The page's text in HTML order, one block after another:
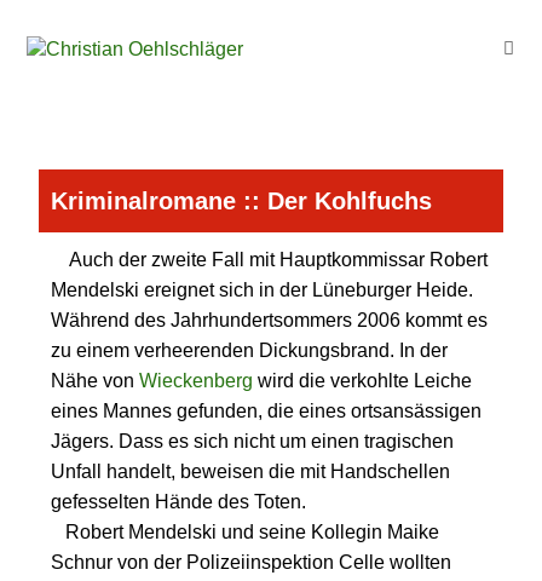
Kriminalromane :: Der Kohlfuchs
Auch der zweite Fall mit Hauptkommissar Robert
Mendelski ereignet sich in der Lüneburger Heide.
Während des Jahrhundertsommers 2006 kommt es
zu einem verheerenden Dickungsbrand. In der
Nähe vonWieckenberg wird die verkohlte Leiche
eines Mannes gefunden, die eines ortsansässigen
Jägers. Dass es sich nicht um einen tragischen
Unfall handelt, beweisen die mit Handschellen
gefesselten Hände des Toten.
Robert Mendelski und seine Kollegin Maike
Schnur von der Polizeiinspektion Celle wollten